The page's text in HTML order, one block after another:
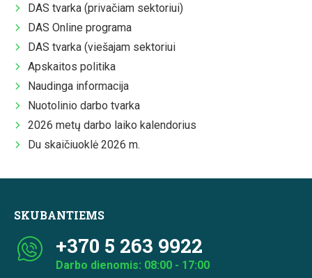
DAS tvarka (privačiam sektoriui)
DAS Online programa
DAS tvarka (viešajam sektoriui
Apskaitos politika
Naudinga informacija
Nuotolinio darbo tvarka
2026 metų darbo laiko kalendorius
Du skaičiuoklė 2026 m.
SKUBANTIEMS
+370 5 263 9922
Darbo dienomis: 08:00 - 17:00